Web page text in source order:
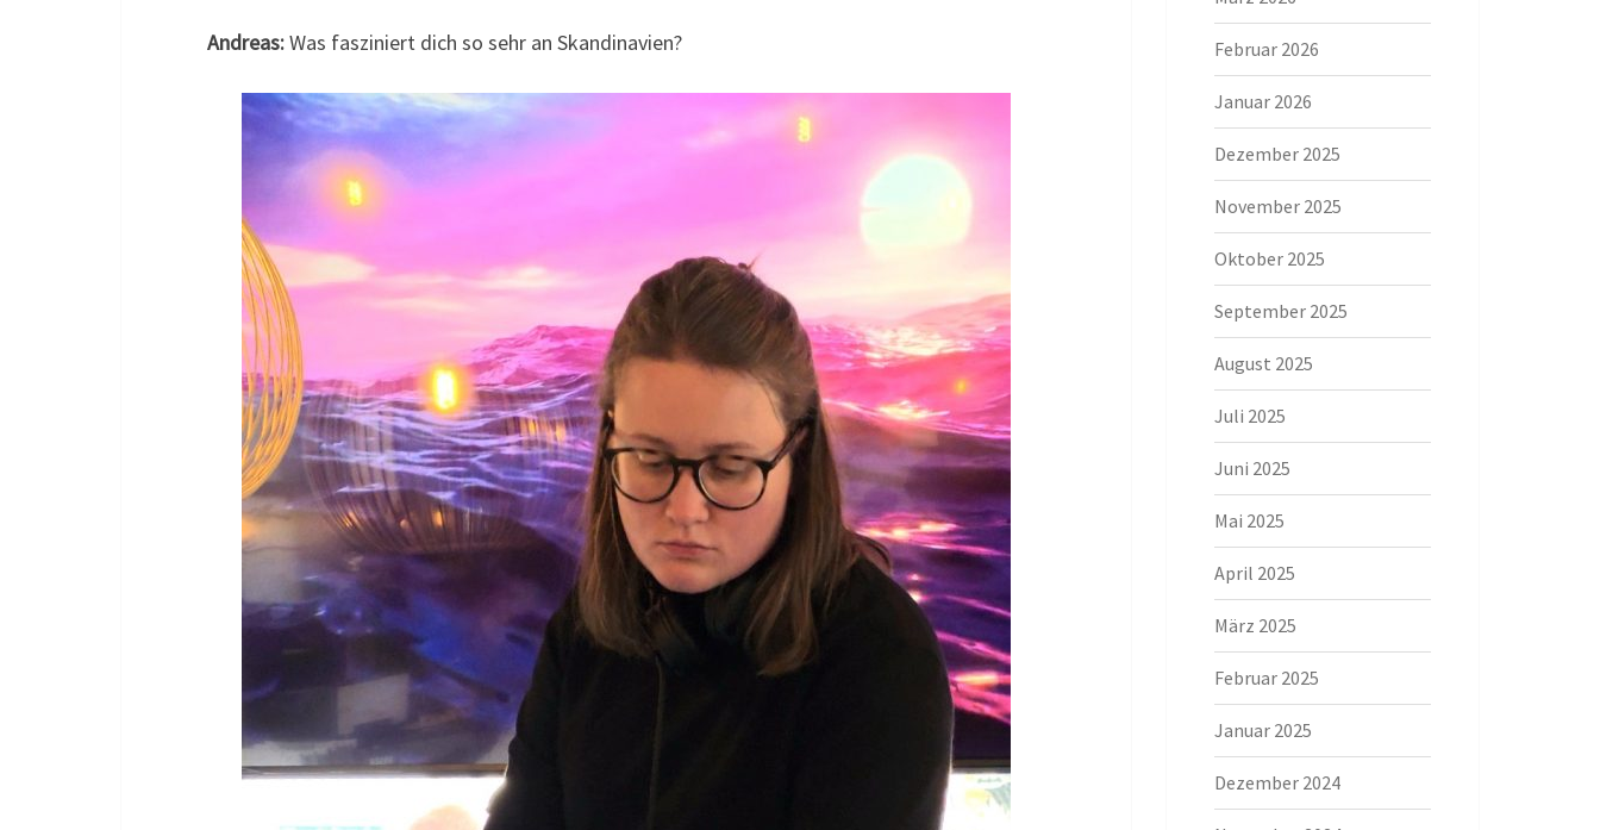
Andreas:Was fasziniert dich so sehr an Skandinavien? Februar 2026
Januar 2026
Dezember 2025
November 2025
Oktober 2025
September 2025
August 2025
Juli 2025
Juni 2025
Mai 2025
April 2025
März 2025
Februar 2025
Januar 2025
Dezember 2024